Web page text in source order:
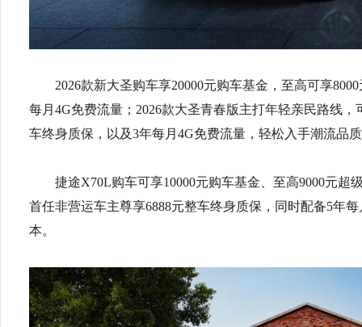
2026款新大圣购车享20000元购车基金，至高可享
每月4G免费流量；2026款大圣青春版主打年轻亲民路线
车终身质保，以及3年每月4G免费流量，轻松入手潮流品
捷途X70L购车可享10000元购车基金、至高9000元超
首任非营运车主尊享6888元整车终身质保，同时配备5年
本。